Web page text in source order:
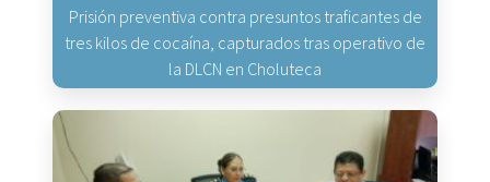
Prisión preventiva contra presuntos traficantes de
tres kilos de cocaína, capturados tras operativo de
la DLCN en Choluteca